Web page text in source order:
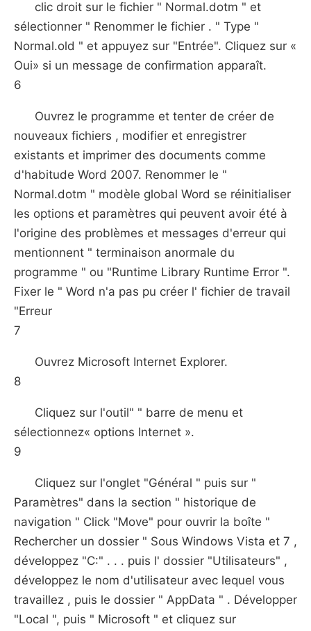
clic droit sur le fichier " Normal.dotm " et
sélectionner " Renommer le fichier . " Type "
Normal.old " et appuyez sur "Entrée". Cliquez sur «
Oui» si un message de confirmation apparaît.
6
Ouvrez le programme et tenter de créer de
nouveaux fichiers , modifier et enregistrer
existants et imprimer des documents comme
d'habitude Word 2007. Renommer le "
Normal.dotm " modèle global Word se réinitialiser
les options et paramètres qui peuvent avoir été à
l'origine des problèmes et messages d'erreur qui
mentionnent " terminaison anormale du
programme " ou "Runtime Library Runtime Error ".
Fixer le " Word n'a pas pu créer l' fichier de travail
"Erreur
7
Ouvrez Microsoft Internet Explorer.
8
Cliquez sur l'outil" " barre de menu et
sélectionnez« options Internet ».
9
Cliquez sur l'onglet "Général " puis sur "
Paramètres" dans la section " historique de
navigation " Click "Move" pour ouvrir la boîte "
Rechercher un dossier " Sous Windows Vista et 7 ,
développez "C:" . . . puis l' dossier "Utilisateurs" ,
développez le nom d'utilisateur avec lequel vous
travaillez , puis le dossier " AppData " . Développer
"Local ", puis " Microsoft " et cliquez sur